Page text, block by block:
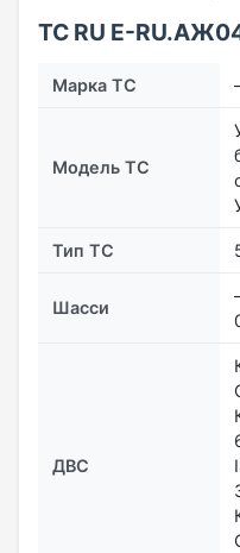
ТС RU Е-
Марка ТС
Модель ТС
Тип ТС
Шасси
ДВС